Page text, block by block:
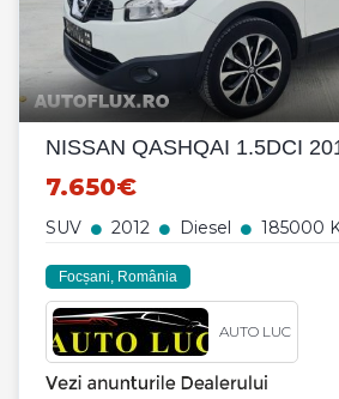
7.650€
SUV 2012 Diesel 185000
Focșani, România
AUTO LUC